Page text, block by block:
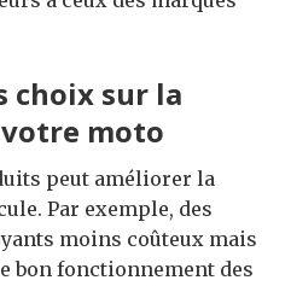
choix sur la
moto
peut améliorer la
Par exemple, des
moins coûteux mais
bon fonctionnement des